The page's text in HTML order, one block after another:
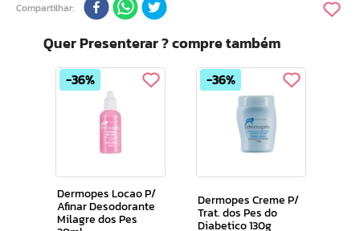
Compartilhar
Quer Presenterar ? compre também
36%
Dermopes Locao P/
Afinar Desodorante
Milagre dos Pes
36%
Dermopes Creme P/
Trat. dos Pes do
Diabetico 130g